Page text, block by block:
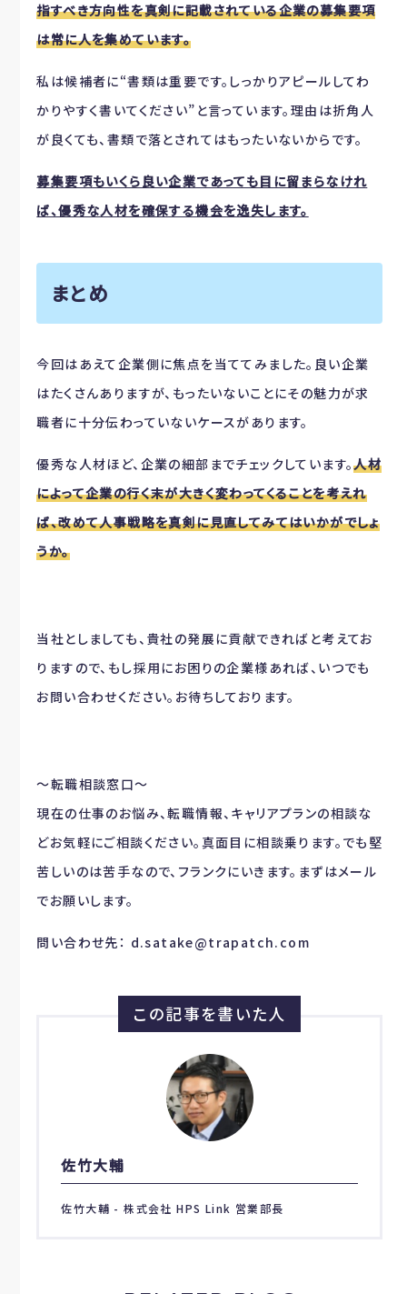
指すべき方向性を真剣に記載されている企業の募集要項
は常に人を集めています。
私は候補者に“書類は重要です。しっかりアピールしてわ
かりやすく書いてください”と言っています。理由は折角人
が良くても、書類で落とされてはもったいないからです。
募集要項もいくら良い企業であっても目に留まらなけれ
ば、優秀な人材を確保する機会を逸失します。
まとめ
今回はあえて企業側に焦点を当ててみました。良い企業
はたくさんありますが、もったいないことにその魅力が求
職者に十分伝わっていないケースがあります。
優秀な人材ほど、企業の細部までチェックしています。人材
によって企業の行く末が大きく変わってくることを考えれ
ば、改めて人事戦略を真剣に見直してみてはいかがでしょ
うか。
当社としましても、貴社の発展に貢献できればと考えてお
りますので、もし採用にお困りの企業様あれば、いつでも
お問い合わせください。お待ちしております。
～転職相談窓口～
現在の仕事のお悩み、転職情報、キャリアプランの相談な
どお気軽にご相談ください。真面目に相談乗ります。でも堅
苦しいのは苦手なので、フランクにいきます。まずはメール
でお願いします。
問い合わせ先： d.satake@trapatch.com
この記事を書いた人
佐竹大輔
佐竹大輔 - 株式会社 HPS Link 営業部長